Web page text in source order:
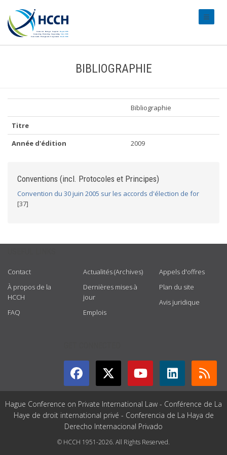
BIBLIOGRAPHIE
Bibliographie
Titre
Année d'édition
2009
Conventions (incl. Protocoles et Principes)
Convention du 30 juin 2005 sur les accords d'élection de for
[37]
Contact
À propos de la
HCCH
FAQ
Actualités (Archives)
Dernières mises à
jour
Emplois
Appels d'offres
Plan du site
Avis juridique
Hague Conference on Private International Law - Conférence de La
Haye de droit international privé - Conferencia de La Haya de
Derecho Internacional Privado
© HCCH 1951-2026. All Rights Reserved.